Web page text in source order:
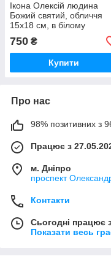
Ікона Олексій людина
Божий святий, обличчя
15х18 см, в білому
дерев'яному кіоті, арка
750 ₴
Купити
Про нас
98% позитивних з
Працює з
м. Дніпро
проспект
Контакти
Сьогодні працює
Показати весь